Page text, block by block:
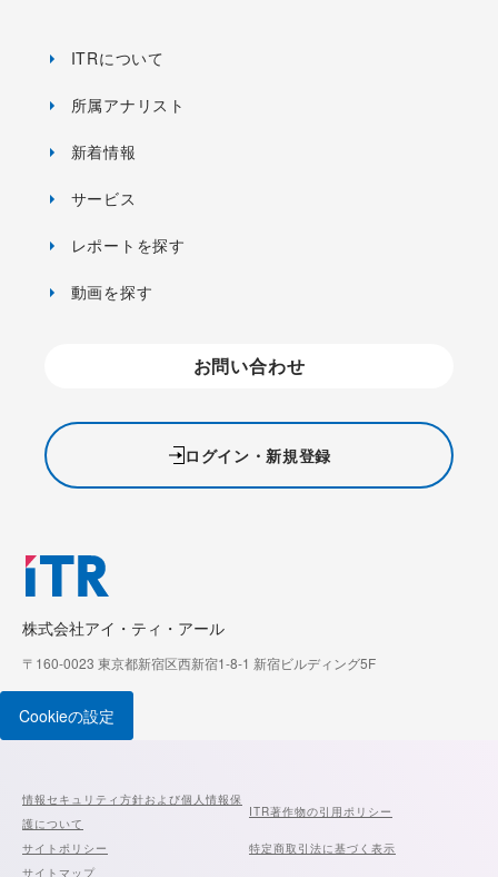
株式会社アイ・ティ・アール
〒160-0023 東京都新宿区西新宿1-8-1 新宿ビルディング5F
ITRについて
所属アナリスト
新着情報
サービス
レポートを探す
動画を探す
お問い合わせ
ログイン・新規登録
Cookieの設定
情報セキュリティ方針および個人情報保
護について
ITR著作物の引用ポリシー
サイトポリシー
特定商取引法に基づく表示
サイトマップ